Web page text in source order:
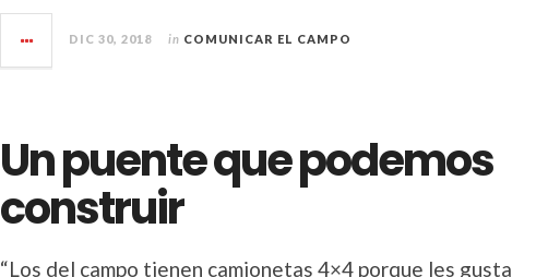
DIC 30, 2018 in COMUNICAR EL CAMPO
Un puente que podemos
construir
“Los del campo tienen camionetas 4×4 porque les gusta